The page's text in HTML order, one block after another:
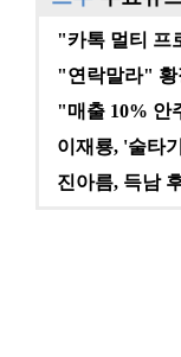
"매출 10% 안